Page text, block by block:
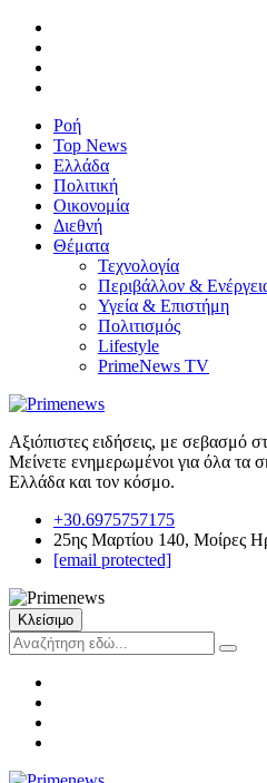
Ροή
Top News
Ελλάδα
Πολιτική
Οικονομία
Διεθνή
Θέματα
Τεχνολογία
Περιβάλλον &
Υγεία & Επιστήμη
Πολιτισμός
Lifestyle
PrimeNews TV
Αξιόπιστες ειδήσεις, με σεβασμό
Μείνετε ενημερωμένοι για όλα τα
Ελλάδα και τον κόσμο.
+30.6975757175
25ης Μαρτίου 140, Μοίρες
[email protected]
Κλείσιμο